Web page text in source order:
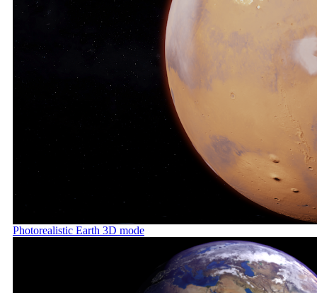
Photorealistic Earth 3D mode